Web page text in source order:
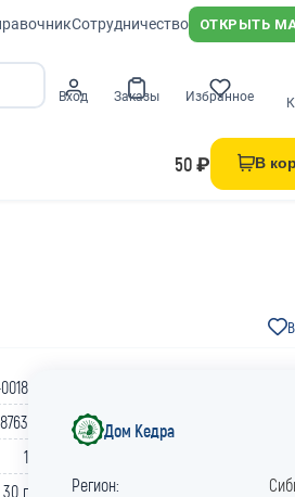
Сотрудничество ОТКРЫТЬ
Вход Заказы Избранное
50 ₽ В
1
30 г
Дом Кедра
Регион: